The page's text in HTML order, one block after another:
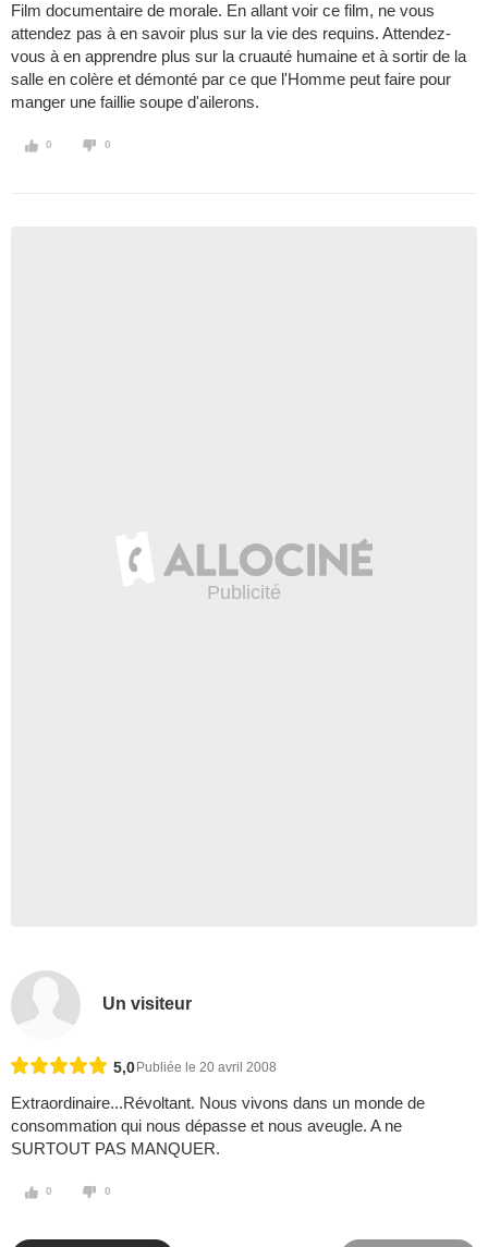
Film documentaire de morale. En allant voir ce film, ne vous
attendez pas à en savoir plus sur la vie des requins. Attendez-
vous à en apprendre plus sur la cruauté humaine et à sortir de la
salle en colère et démonté par ce que l'Homme peut faire pour
manger une faillie soupe d'ailerons.
0 0
Un visiteur
5,0 Publiée le 20 avril 2008
Extraordinaire...Révoltant. Nous vivons dans un monde de
consommation qui nous dépasse et nous aveugle. A ne
SURTOUT PAS MANQUER.
0 0